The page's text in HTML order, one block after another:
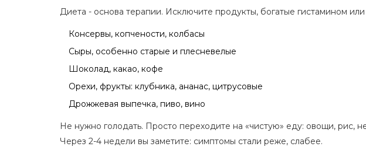
Диета - основа терапии. Исключите продукты, богатые гистамином
Консервы, копчености, колбасы
Сыры, особенно старые и плесневелые
Шоколад, какао, кофе
Орехи, фрукты: клубника, ананас, цитрусовые
Дрожжевая выпечка, пиво, вино
Не нужно голодать. Просто переходите на «чистую» еду: овощи, рис,
Через 2-4 недели вы заметите: симптомы стали реже, слабее.